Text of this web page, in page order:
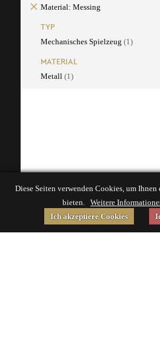
Material: Messing
TYP
Mechanisches Spielzeug (1)
MATERIAL
Metall (1)
Diese Seiten verwenden Cookies, um Ihnen
bieten. Weitere
Ich akzeptiere Cookies